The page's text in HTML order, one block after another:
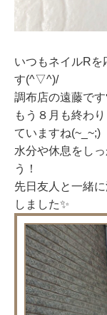
いつもネイルRを
す(^▽^)/
調布店の遠藤です
もう８月も終わ
ていますね(~_~;)
水分や休息をし
う！
先日友人と一緒
しました✨